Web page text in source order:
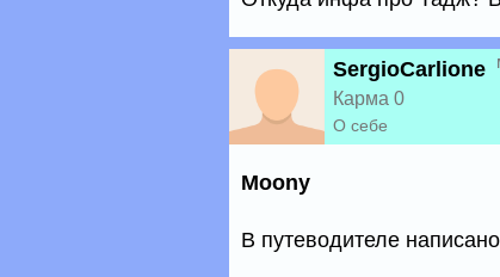
SergioCarlione
Карма 0
О себе
Moony
В путеводителе